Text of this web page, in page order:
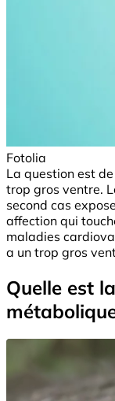
Fotolia
La question est
trop gros ventre.
second cas
affection qui
maladies
a un trop gros
Quelle est